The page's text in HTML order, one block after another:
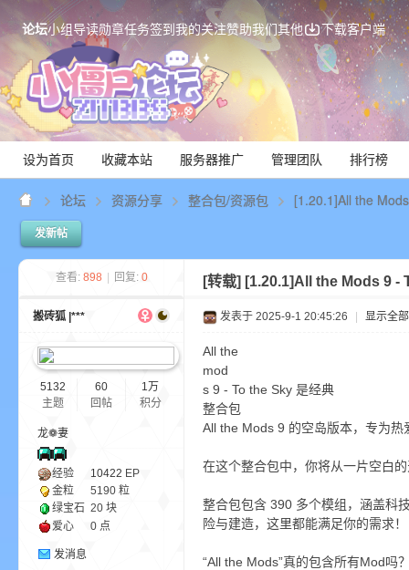
论坛小组导读勋章任务签到我的关注赞助我们其他 下载客户端
设为首页 收藏本站 服务器推广 管理团队 排行榜
论坛 资源分享 整合包/资源包 [1.20.1]All the
发新帖
查看: 898 回复: 0 [转载] [1.20.1]All the Mods 9 -
搬砖狐 |***
5132
主题
60
回帖
1万
积分
龙❁妻
经验 10422 EP
金粒
5190 粒
绿宝石 20 块
爱心
0 点
发消息
发表于 2025-9-1 20:45:26 显示全
All the
mod
s 9 - To the Sky 是经典
整合包
All the Mods 9 的空岛版本，专为热
在这个整合包中，你将从一片空白
整合包包含 390 多个模组，涵盖科
险与建造，这里都能满足你的需求！
“All the Mods”真的包含所有Mod吗